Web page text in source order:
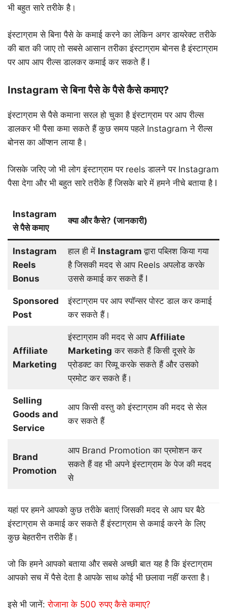
भी बहुत सारे तरीके है।
इंस्टाग्राम से बिना पैसे के कमाई करने का लेकिन अगर डायरेक्ट तरीके
की बात की जाए तो सबसे आसान तरीका इंस्टाग्राम बोनस है इंस्टाग्राम
पर आप आप रील्स डालकर कमाई कर सकते हैं I
Instagram से बिना पैसे के पैसे कैसे कमाए?
इंस्टाग्राम से पैसे कमाना सरल हो चुका है इंस्टाग्राम पर आप रील्स
डालकर भी पैसा कमा सकते हैं कुछ समय पहले Instagram ने रील्स
बोनस का ऑप्शन लाया है।
जिसके जरिए जो भी लोग इंस्टाग्राम पर reels डालने पर Instagram
पैसा देगा और भी बहुत सारे तरीके हैं जिसके बारे में हमने नीचे बताया है I
Instagram
से पैसे कमाए
क्या और कैसे? (जानकारी)
Instagram
Reels
Bonus
हाल ही में Instagramद्वारा पब्लिश किया गया
है जिसकी मदद से आप Reels अपलोड करके
उससे कमाई कर सकते हैं I
Sponsored
Post
इंस्टाग्राम पर आप स्पॉन्सर पोस्ट डाल कर कमाई
कर सकते हैं।
Affiliate
Marketing
इंस्टाग्राम की मदद से आप Affiliate
Marketing कर सकते हैं किसी दूसरे के
प्रोडक्ट का रिव्यू करके सकते हैं और उसको
प्रमोट कर सकते हैं।
Selling
Goods and
Service
आप किसी वस्तु को इंस्टाग्राम की मदद से सेल
कर सकते हैं
Brand
Promotion
आप Brand Promotion का प्रमोशन कर
सकते हैं वह भी अपने इंस्टाग्राम के पेज की मदद
से
यहां पर हमने आपको कुछ तरीके बताएं जिसकी मदद से आप घर बैठे
इंस्टाग्राम से कमाई कर सकते हैं इंस्टाग्राम से कमाई करने के लिए
कुछ बेहतरीन तरीके हैं।
जो कि हमने आपको बताया और सबसे अच्छी बात यह है कि इंस्टाग्राम
आपको सच में पैसे देता है आपके साथ कोई भी छलावा नहीं करता है।
इसे भी जानें:रोजाना के 500 रुपए कैसे कमाए?